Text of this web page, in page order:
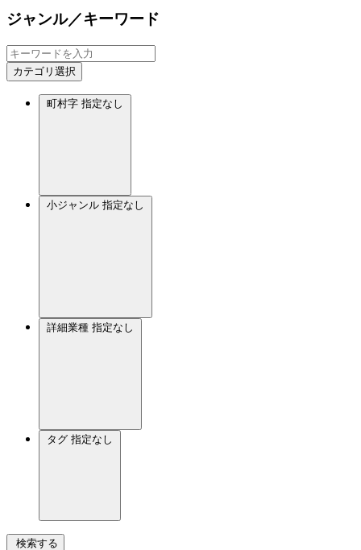
ジャンル／キーワード
カテゴリ選択
町村字 指定なし
小ジャンル 指定なし
詳細業種 指定なし
タグ 指定なし
検索する